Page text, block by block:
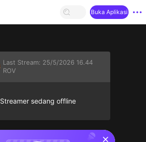
Buka Aplikasi
Last Stream: 25/5/2026 16.44
ROV
Streamer sedang offline